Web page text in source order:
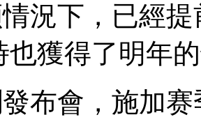
況下 ，已
也獲得了明年的
布會，施